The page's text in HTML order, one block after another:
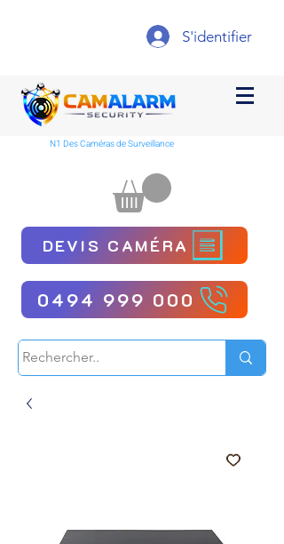
S'identifier
N1 Des Caméras de Surveillance
DEVIS CAMÉRA
0494 999 000